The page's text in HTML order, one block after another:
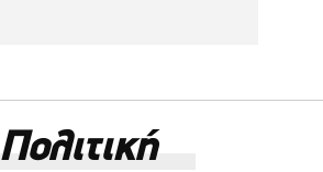
Πολιτική